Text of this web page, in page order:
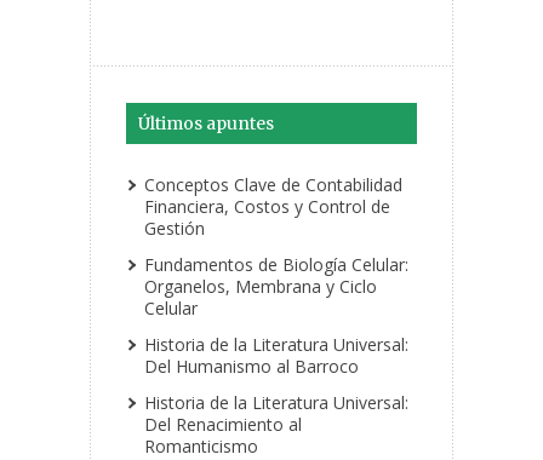
Últimos apuntes
Conceptos Clave de Contabilidad
Financiera, Costos y Control de
Gestión
Fundamentos de Biología Celular:
Organelos, Membrana y Ciclo
Celular
Historia de la Literatura Universal:
Del Humanismo al Barroco
Historia de la Literatura Universal:
Del Renacimiento al
Romanticismo